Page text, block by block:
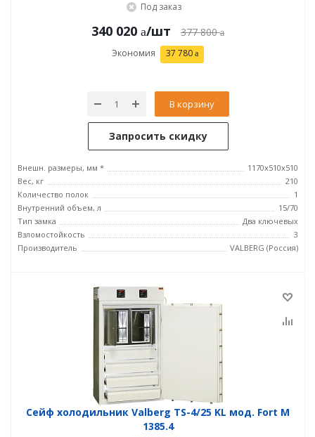
Под заказ
340 020 /шт 377 800
Экономия 37 780
В корзину
Запросить скидку
Внешн. размеры, мм *
1170x510x510
Вес, кг
210
Количество полок
1
Внутренний объем, л
15/70
Тип замка
Два ключевых
Взломостойкость
3
Производитель
VALBERG (Россия)
Сейф холодильник Valberg TS-4/25 KL мод. Fort М
1385.4